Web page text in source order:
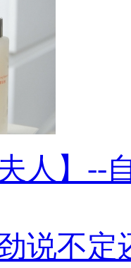
夫人】--
说不定